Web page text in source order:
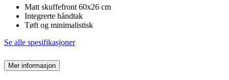
Matt skuffefront 60x26 cm
Integrerte håndtak
Tøft og minimalistisk
Se alle spesifikasjoner
Mer informasjon